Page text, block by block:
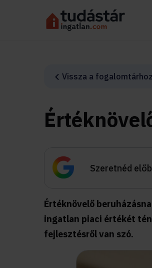
Vissza a fogalomtárhoz
Szeretnéd
Értéknövelő
ingatlan piaci értékét
fejlesztésről van szó.